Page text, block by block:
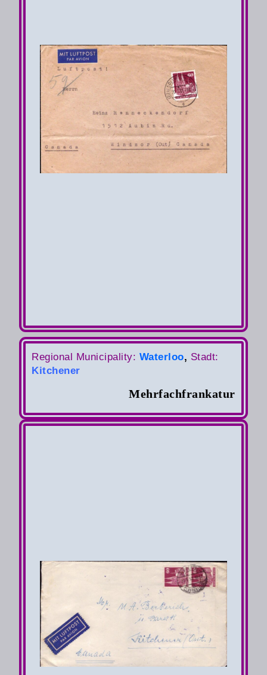
Auslandsbrief
Übersee Zone 3 Zuschlag pro 5g =
30 Pfg
1te Gewichtsstufe > 0-
5g 30 Pfg
Zuschlag Luftpost 30 Pfg
Regional Municipality: Waterloo, Stadt:
Kitchener
Mehrfachfrankatur